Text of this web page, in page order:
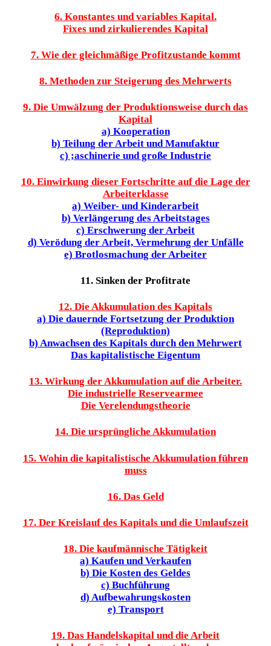
6. Konstantes und variables Kapital.
Fixes und zirkulierendes Kapital
7. Wie der gleichmäßige Profitzustande kommt
8. Methoden zur Steigerung des Mehrwerts
9. Die Umwälzung der Produktionsweise durch das
Kapital
a) Kooperation
b) Teilung der Arbeit und Manufaktur
c) ;aschinerie und große Industrie
10. Einwirkung dieser Fortschritte auf die Lage der
Arbeiterklasse
a) Weiber- und Kinderarbeit
b) Verlängerung des Arbeitstages
c) Erschwerung der Arbeit
d) Verödung der Arbeit, Vermehrung der Unfälle
e) Brotlosmachung der Arbeiter
11. Sinken der Profitrate
12. Die Akkumulation des Kapitals
a) Die dauernde Fortsetzung der Produktion
(Reproduktion)
b) Anwachsen des Kapitals durch den Mehrwert
Das kapitalistische Eigentum
13. Wirkung der Akkumulation auf die Arbeiter.
Die industrielle Reservearmee
Die Verelendungstheorie
14. Die ursprüngliche Akkumulation
15. Wohin die kapitalistische Akkumulation führen
muss
16. Das Geld
17. Der Kreislauf des Kapitals und die Umlaufszeit
18. Die kaufmännische Tätigkeit
a) Kaufen und Verkaufen
b) Die Kosten des Geldes
c) Buchführung
d) Aufbewahrungskosten
e) Transport
19. Das Handelskapital und die Arbeit